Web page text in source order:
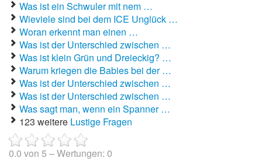
Bauernwitze
Bayern Witze
Beamtenwitze
Bierwitze
Bill Clinton Witze
Blondinenwitze
Was ist ein Schwuler mit nem …
Wieviele sind bei dem ICE Unglück …
Woran erkennt man einen …
Was ist der Unterschied zwischen …
Was ist klein Grün und Dreieckig? …
Warum kriegen die Babies bei der …
Was ist der Unterschied zwischen …
Was ist der Unterschied zwischen …
Was sagt man, wenn ein Spanner …
123 weitere Lustige Fragen
0.0 von 5 – Wertungen: 0